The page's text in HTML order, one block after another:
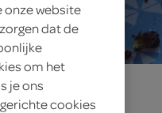
onze website
dat de
om het
je ons
cookies